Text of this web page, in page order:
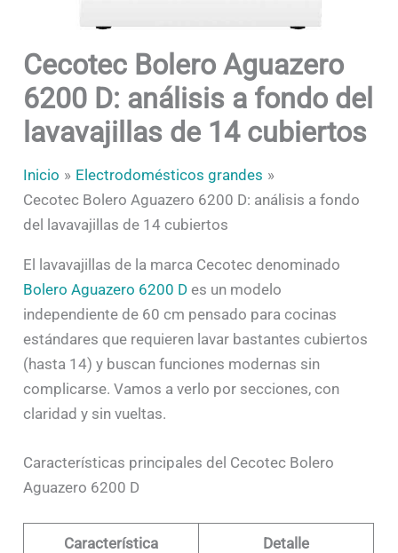
Cecotec Bolero Aguazero
6200 D: análisis a fondo del
lavavajillas de 14 cubiertos
Inicio
Electrodomésticos grandes
Cecotec Bolero Aguazero 6200 D: análisis a fondo
del lavavajillas de 14 cubiertos
El lavavajillas de la marca Cecotec denominado
Bolero Aguazero 6200 D es un modelo
independiente de 60 cm pensado para cocinas
estándares que requieren lavar bastantes cubiertos
(hasta 14) y buscan funciones modernas sin
complicarse. Vamos a verlo por secciones, con
claridad y sin vueltas.
Características principales del Cecotec Bolero
Aguazero 6200 D
Característica Detalle